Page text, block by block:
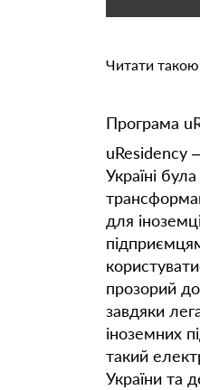
Читати
Програма
uResidency
Україні
для
прозорий
завдяки
іноземних
такий
України та